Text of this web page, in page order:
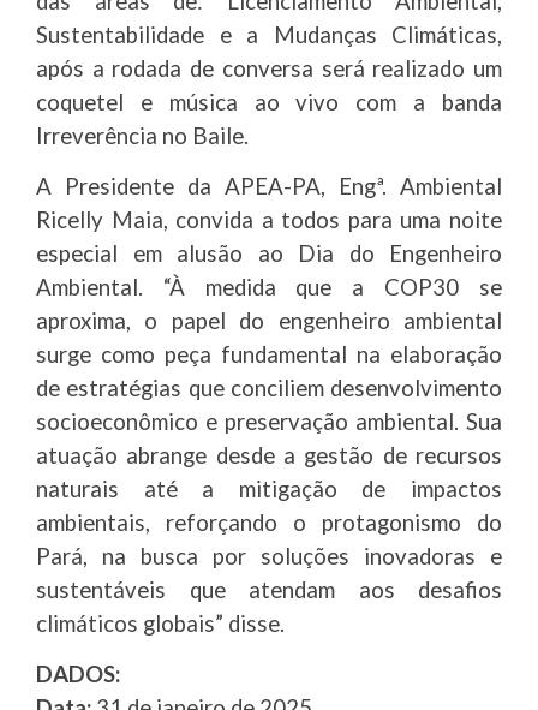
Sustentabilidade e a Mudanças Climáticas,
após a rodada de conversa será realizado um
coquetel e música ao vivo com a banda
Irreverência no Baile.
A Presidente da APEA-PA, Engª. Ambiental
Ricelly Maia, convida a todos para uma noite
especial em alusão ao Dia do Engenheiro
Ambiental. “À medida que a COP30 se
aproxima, o papel do engenheiro ambiental
surge como peça fundamental na elaboração
de estratégias que conciliem desenvolvimento
socioeconômico e preservação ambiental. Sua
atuação abrange desde a gestão de recursos
naturais até a mitigação de impactos
ambientais, reforçando o protagonismo do
Pará, na busca por soluções inovadoras e
sustentáveis que atendam aos desafios
climáticos globais” disse.
DADOS: